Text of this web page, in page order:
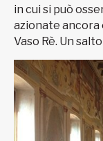
in cui si può
azionate ancora
Vaso Rè. Un